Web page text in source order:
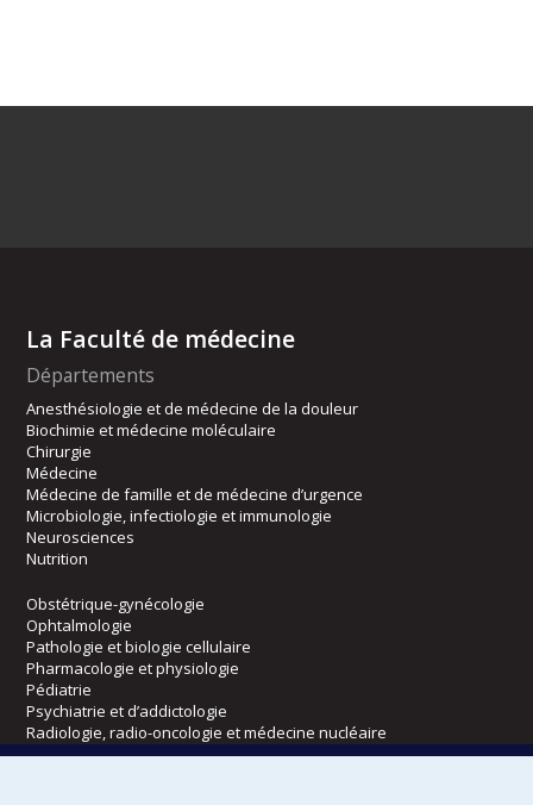
La Faculté de médecine
Départements
Anesthésiologie et de médecine de la douleur
Biochimie et médecine moléculaire
Chirurgie
Médecine
Médecine de famille et de médecine d’urgence
Microbiologie, infectiologie et immunologie
Neurosciences
Nutrition
Obstétrique-gynécologie
Ophtalmologie
Pathologie et biologie cellulaire
Pharmacologie et physiologie
Pédiatrie
Psychiatrie et d’addictologie
Radiologie, radio-oncologie et médecine nucléaire